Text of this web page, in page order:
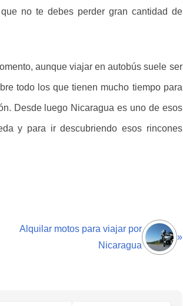
no te debes perder gran cantidad de
aunque viajar en autobús suele ser
todo los que tienen mucho tiempo para
Desde luego Nicaragua es uno de esos
y para ir descubriendo esos rincones
Alquilar motos para viajar por
Nicaragua
»